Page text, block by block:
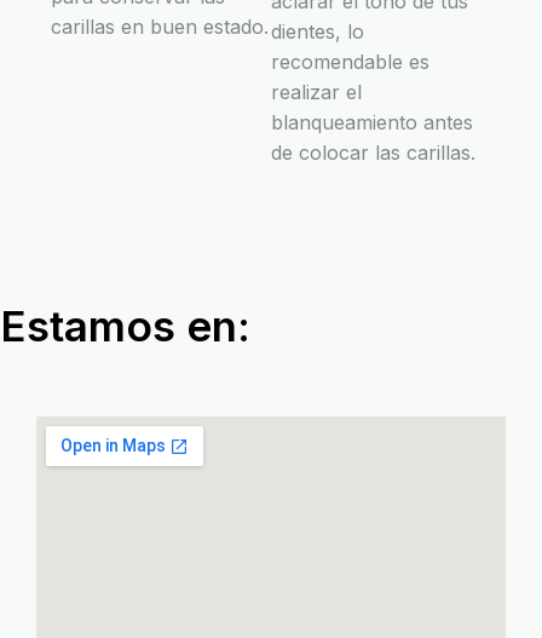
carillas en buen estado.dientes, lo
recomendable es
realizar el
blanqueamiento antes
de colocar las carillas.
Estamos en: